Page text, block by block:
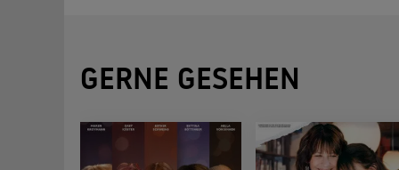
GERNE GESEHEN